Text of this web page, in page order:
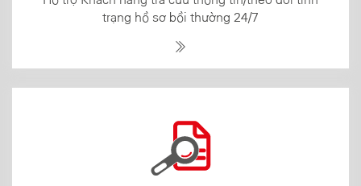
trạng hồ sơ bồi thường 24/7